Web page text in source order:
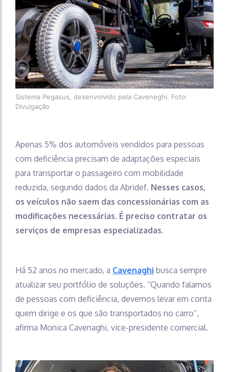
Sistema Pegasus, desenvolvido pela Caveneghi. Foto:
Divulgação
Apenas 5% dos automóveis vendidos para pessoas
com deficiência precisam de adaptações especiais
para transportar o passageiro com mobilidade
reduzida, segundo dados da Abridef. Nesses casos,
os veículos não saem das concessionárias com as
modificações necessárias. É preciso contratar os
serviços de empresas especializadas.
Há 52 anos no mercado, a Cavenaghi busca sempre
atualizar seu portfólio de soluções. “Quando falamos
de pessoas com deficiência, devemos levar em conta
quem dirige e os que são transportados no carro”,
afirma Monica Cavenaghi, vice-presidente comercial.